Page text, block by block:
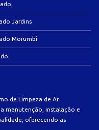
Jardins
Morumbi
de Limpeza de Ar
manutenção, instalação e
oferecendo as